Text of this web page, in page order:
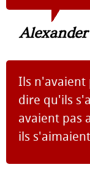
Ils n'avaient
dire qu'ils
avaient pas
ils